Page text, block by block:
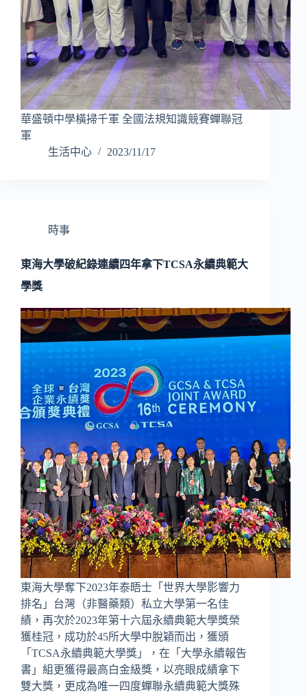
華盛頓中學橫掃千軍 全國法規知識競賽蟬聯冠
軍
生活中心
2023/11/17
時事
東海大學破紀錄連續四年拿下TCSA永續典範大
學獎
東海大學奪下2023年泰晤士「世界大學影響力
排名」台灣（非醫藥類）私立大學第一名佳
績，再次於2023年第十六屆永續典範大學獎榮
獲桂冠，成功於45所大學中脫穎而出，獲頒
「TCSA永續典範大學獎」，在「大學永續報告
書」組更獲得最高白金級獎，以亮眼成績拿下
雙大獎，更成為唯一四度蟬聯永續典範大獎殊